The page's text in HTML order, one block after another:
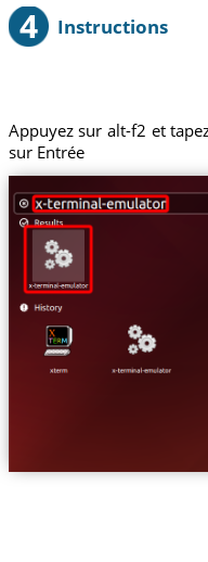
4 Instructions
Appuyez sur alt-f2 et
sur Entrée